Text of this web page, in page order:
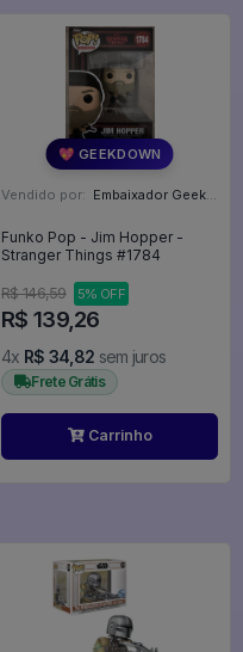
💖 GEEKDOWN
Vendido por: Embaixador Geek - SP
Funko Pop - Jim Hopper -
Stranger Things #1784
R$ 146,59 5% OFF
R$ 139,26
4x R$ 34,82 sem juros
Frete Grátis
Carrinho